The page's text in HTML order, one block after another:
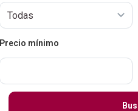
Precio mínimo